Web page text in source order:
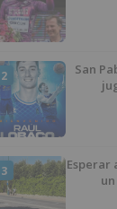
2
San
3
Esperar